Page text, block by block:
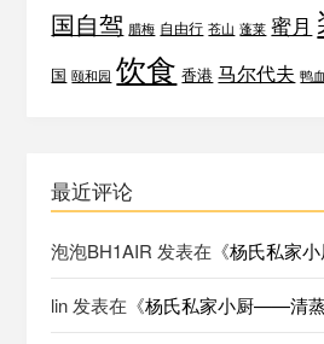
国自驾 腊梅 自由行 苍山 蓬莱 蜜月
国 颐和园 饮食 香港 马尔代夫 鸭
最近评论
泡泡BH1AIR 发表在《杨氏私家
lin发表在《杨氏私家小厨——清